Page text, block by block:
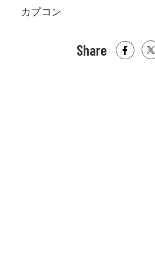
カプコン
Share